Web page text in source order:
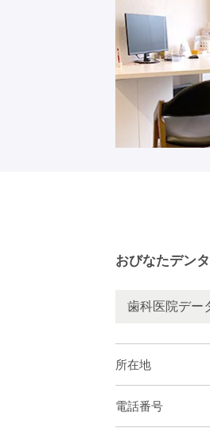
おびなたデン
歯科医院デー
所在地
電話番号